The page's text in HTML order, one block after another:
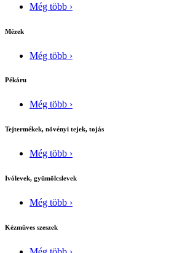
Még több ›
Mézek
Még több ›
Pékáru
Még több ›
Tejtermékek, növényi tejek, tojás
Még több ›
Ivólevek, gyümölcslevek
Még több ›
Kézmûves szeszek